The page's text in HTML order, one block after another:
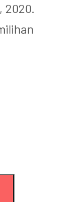
2020.